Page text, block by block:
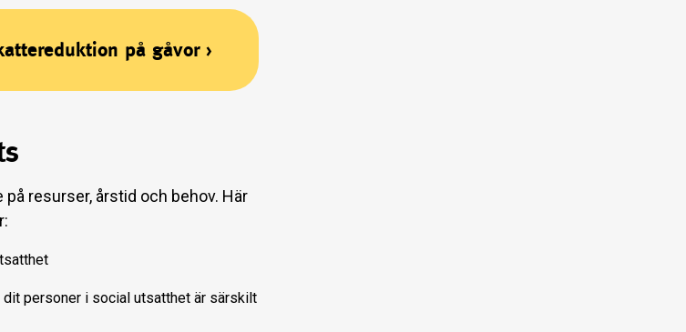
på gåvor›
resurser, årstid och behov. Här
personer i social utsatthet är särskilt